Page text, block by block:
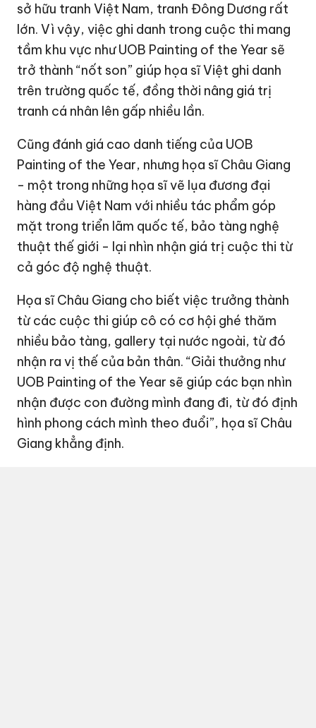
sở hữu tranh Việt Nam, tranh Đông Dương rất
lớn. Vì vậy, việc ghi danh trong cuộc thi mang
tầm khu vực như UOB Painting of the Year sẽ
trở thành “nốt son” giúp họa sĩ Việt ghi danh
trên trường quốc tế, đồng thời nâng giá trị
tranh cá nhân lên gấp nhiều lần.
Cũng đánh giá cao danh tiếng của UOB
Painting of the Year, nhưng họa sĩ Châu Giang
- một trong những họa sĩ vẽ lụa đương đại
hàng đầu Việt Nam với nhiều tác phẩm góp
mặt trong triển lãm quốc tế, bảo tàng nghệ
thuật thế giới - lại nhìn nhận giá trị cuộc thi từ
cả góc độ nghệ thuật.
Họa sĩ Châu Giang cho biết việc trưởng thành
từ các cuộc thi giúp cô có cơ hội ghé thăm
nhiều bảo tàng, gallery tại nước ngoài, từ đó
nhận ra vị thế của bản thân. “Giải thưởng như
UOB Painting of the Year sẽ giúp các bạn nhìn
nhận được con đường mình đang đi, từ đó định
hình phong cách mình theo đuổi”, họa sĩ Châu
Giang khẳng định.